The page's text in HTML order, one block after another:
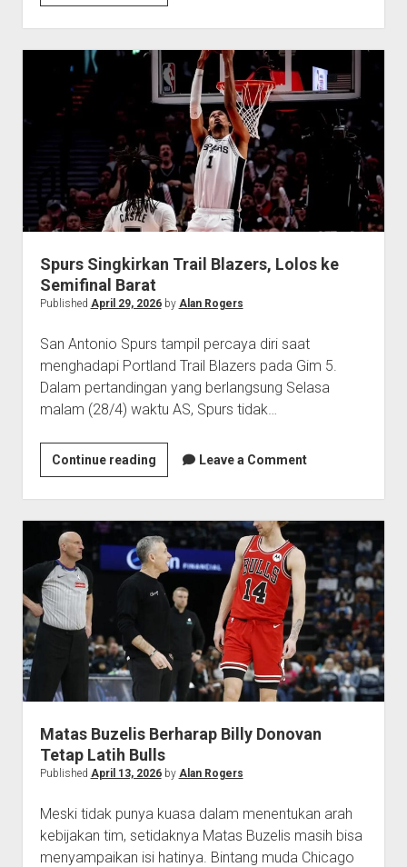
Dominasi
Rockets
di
Gim
6
Tiket
Semifinal
Spurs Singkirkan Trail Blazers, Lolos ke
Semifinal Barat
Published April 29, 2026by Alan Rogers
San Antonio Spurs tampil percaya diri saat
menghadapi Portland Trail Blazers pada Gim 5.
Dalam pertandingan yang berlangsung Selasa
malam (28/4) waktu AS, Spurs tidak…
Continue readingSpurs
Singkirkan
Trail
Blazers,
Lolos
ke
Semifinal
Barat
Leave a Comment
Matas Buzelis Berharap Billy Donovan
Tetap Latih Bulls
Published April 13, 2026by Alan Rogers
Meski tidak punya kuasa dalam menentukan arah
kebijakan tim, setidaknya Matas Buzelis masih bisa
menyampaikan isi hatinya. Bintang muda Chicago